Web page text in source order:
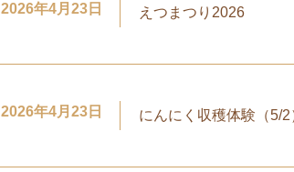
2026年4月23日 えつまつり2026
2026年4月23日 にんにく収穫体験（5/2